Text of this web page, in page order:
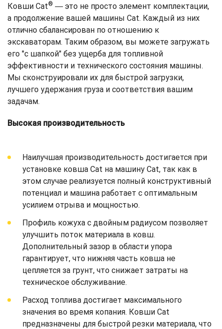
Ковши Cat® ― это не просто элемент комплектации,
а продолжение вашей машины Cat. Каждый из них
отлично сбалансирован по отношению к
экскаваторам. Таким образом, вы можете загружать
его "с шапкой" без ущерба для топливной
эффективности и технического состояния машины.
Мы сконструировали их для быстрой загрузки,
лучшего удержания груза и соответствия вашим
задачам.
Высокая производительность
Наилучшая производительность достигается при
установке ковша Cat на машину Cat, так как в
этом случае реализуется полный конструктивный
потенциал и машина работает с оптимальным
усилием отрыва и мощностью.
Профиль кожуха с двойным радиусом позволяет
улучшить поток материала в ковш.
Дополнительный зазор в области упора
гарантирует, что нижняя часть ковша не
цепляется за грунт, что снижает затраты на
техническое обслуживание.
Расход топлива достигает максимального
значения во время копания. Ковши Cat
предназначены для быстрой резки материала, что